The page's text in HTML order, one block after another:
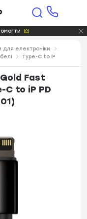
електроніки
Type-C to iP
Fast
C to iP PD